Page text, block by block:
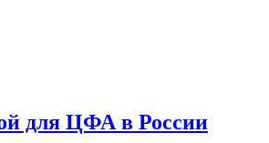
для ЦФА в России